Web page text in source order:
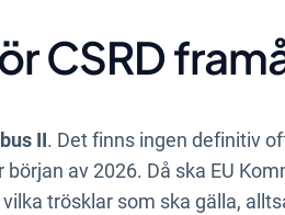
CSRD
II. Det finns ingen definitiv
av 2026. Då ska EU
trösklar som ska gälla,